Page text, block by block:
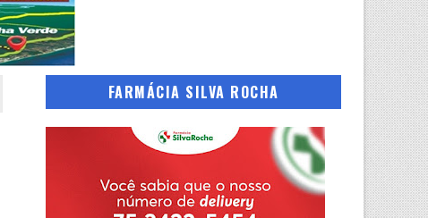
FARMÁCIA SILVA ROCHA